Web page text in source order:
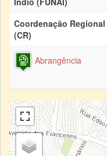
Coordenação Regional
(CR)
Abrangência